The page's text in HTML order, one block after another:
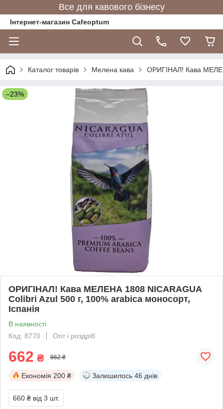
Все для кавового бізнесу
Інтернет-магазин Cafeoptum
Каталог товарів Мелена кава ОРИГІНАЛ! Кава
–23%
ОРИГІНАЛ! Кава МЕЛЕНА 1808 NICARAGUA
Colibri Azul 500 г, 100% arabica моносорт,
Іспанія
В наявності
Код: 8770
Опт і роздріб
662 ₴ 862 ₴
Економія 200 ₴ Залишилось 46 днів
660 ₴ від 3 шт.